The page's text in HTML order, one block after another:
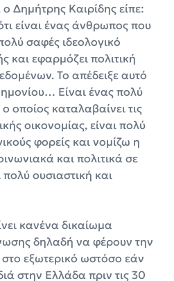
Δημήτρης Καιρίδης είπε:
είναι ένας άνθρωπος που
σαφές ιδεολογικό
και εφαρμόζει πολιτική
Το απέδειξε αυτό
Είναι ένας πολύ
οποίος καταλαβαίνει τις
οικονομίας, είναι πολύ
φορείς και νομίζω η
και πολιτικά σε
ουσιαστική και
κανένα δικαίωμα
δηλαδή να φέρουν την
εξωτερικό ωστόσο εάν
στην Ελλάδα πριν τις 30